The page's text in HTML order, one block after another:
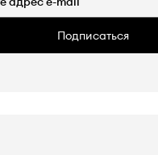
Подписаться